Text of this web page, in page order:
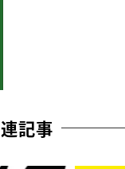
記事